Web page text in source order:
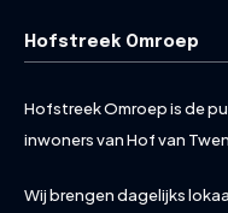
Hofstreek Omroep
Hofstreek Omroep is de
inwoners van Hof van
Wij brengen dagelijks